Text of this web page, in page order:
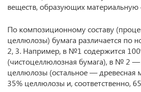
веществ, образующих материальную
По композиционному составу
целлюлозы) бумага различается
2, 3. Например, в №1 содержится
(чистоцеллюлозная бумага), в № 2
целлюлозы (остальное — древесная
35% целлюлозы и, соответственно,